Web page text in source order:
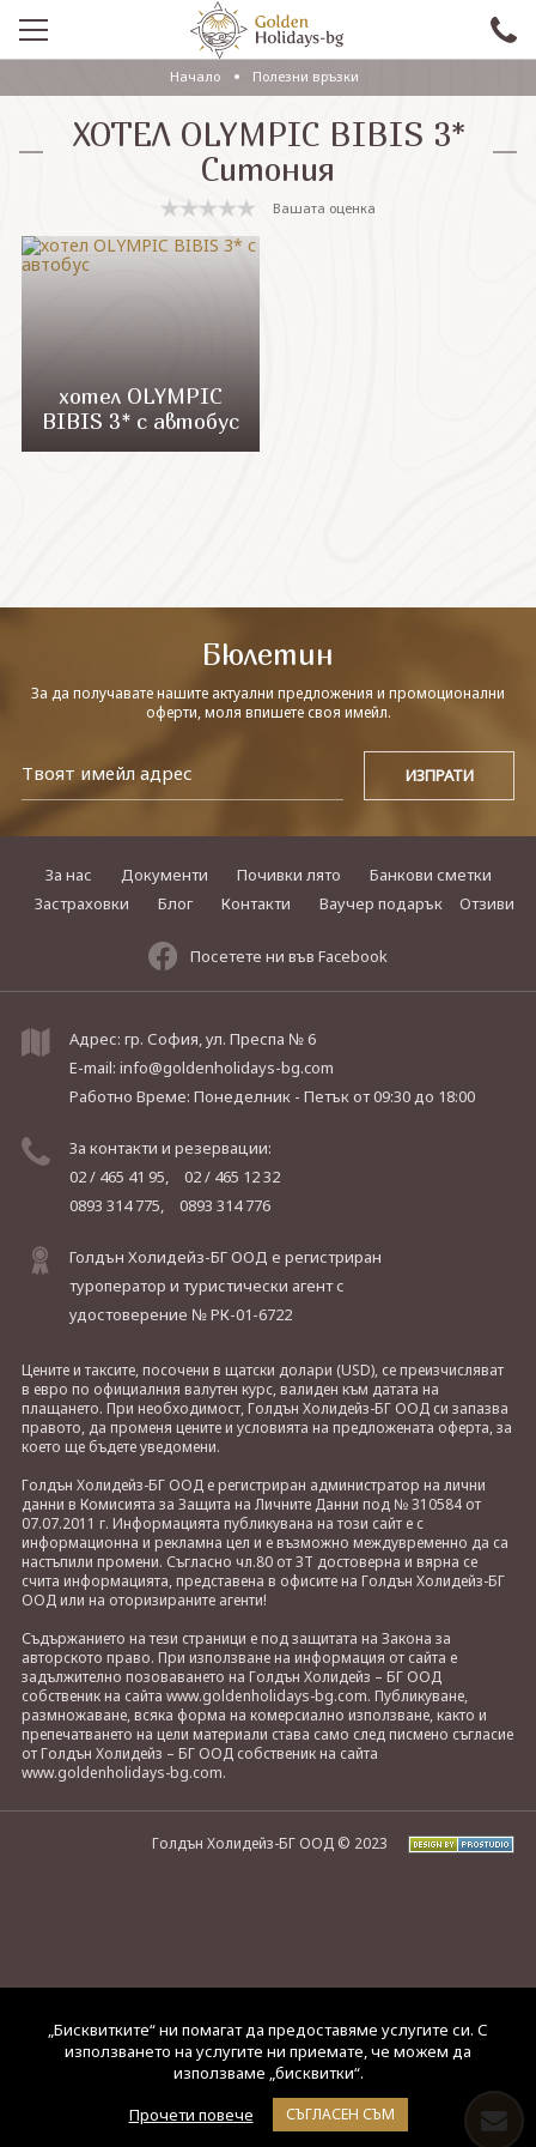
ПРОМО
EКСКУРЗИИ СЪС САМОЛЕТ
ЕКСКУРЗИИ С АВТОБУС
САМОЛЕТНИ ПОЧИВКИ
ЕКЗОТИКА
Начало Полезни връзки
ХОТЕЛ OLYMPIC BIBIS 3*
Ситония
Вашата оценка
хотел OLYMPIC
BIBIS 3* с автобус
Бюлетин
За да получавате нашите актуални предложения и промоционални
оферти, моля впишете своя имейл.
За нас Документи Почивки лято
Банкови сметки
Застраховки
Блог Контакти Ваучер подарък Отзиви
Посетете ни във Facebook
Адрес: гр. София, ул. Преспа № 6
E-mail: info@goldenholidays-bg.com
Работно Време: Понеделник - Петъкот 09:30 до 18:00
За контакти и резервации:
02 / 465 41 95,
02 / 465 12 32
0893 314 775,
0893 314 776
Голдън Холидейз-БГ ООД е регистриран
туроператор и туристически агент с
удостоверение № РК-01-6722
Цените и таксите, посочени в щатски долари (USD), се преизчисляват
в евро по официалния валутен курс, валиден към датата на
плащането. При необходимост, Голдън Холидейз-БГ ООД си запазва
правото, да променя цените и условията на предложената оферта, за
което ще бъдете уведомени.
Голдън Холидейз-БГ ООД е регистриран администратор на лични
данни в Комисията за Защита на Личните Данни под № 310584 от
07.07.2011 г. Информацията публикувана на този сайт е с
информационна и рекламна цел и е възможно междувременно да са
настъпили промени. Съгласно чл.80 от ЗТ достоверна и вярна се
счита информацията, представена в офисите на Голдън Холидейз-БГ
ООД или на оторизираните агенти!
Съдържанието на тези страници е под защитата на Закона за
авторското право. При използване на информация от сайта е
задължително позоваването на Голдън Холидейз – БГ ООД
собственик на сайта www.goldenholidays-bg.com. Публикуване,
размножаване, всяка форма на комерсиално използване, както и
препечатването на цели материали става само след писмено съгласие
от Голдън Холидейз – БГ ООД собственик на сайта
www.goldenholidays-bg.com.
Голдън Холидейз-БГ ООД © 2023
„Бисквитките“ ни помагат да предоставяме услугите си. С
използването на услугите ни приемате, че можем да
използваме „бисквитки“.
Прочети повече
СЪГЛАСЕН СЪМ